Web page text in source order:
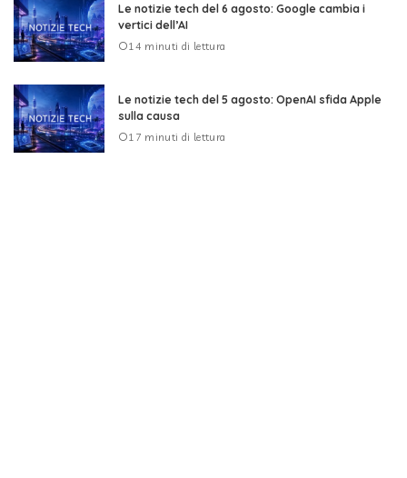
Le notizie tech del 6 agosto: Google cambia i
vertici dell’AI
14 minuti di lettura
Le notizie tech del 5 agosto: OpenAI sfida Apple
sulla causa
17 minuti di lettura